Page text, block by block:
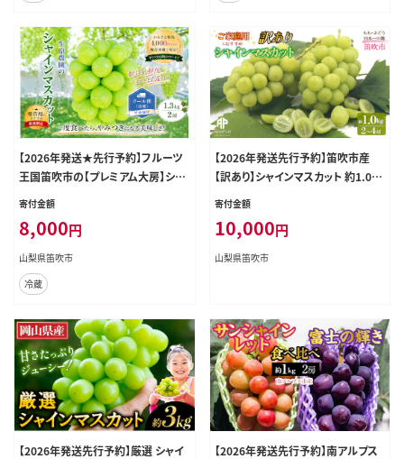
【2026年発送★先行予約】フルーツ
王国笛吹市の【プレミアム大房】シャ
インマスカット1房700g以上 137-00
2-26y
寄付金額
8,000円
山梨県笛吹市
冷蔵
【2026年発送先行予約】笛吹市産
【訳あり】シャインマスカット 約1.0kg
（２～4房） 205-021-26y
寄付金額
10,000円
山梨県笛吹市
【2026年発送先行予約】厳選 シャイ
【2026年発送先行予約】南アルプス